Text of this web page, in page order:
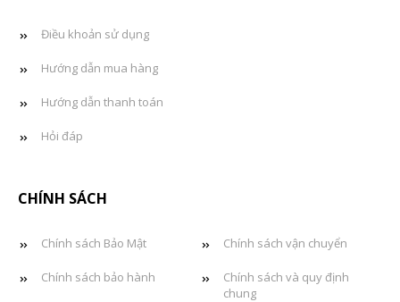
Điều khoản sử dụng
Hướng dẫn mua hàng
Hướng dẫn thanh toán
Hỏi đáp
CHÍNH SÁCH
Chính sách Bảo Mật Chính sách vận chuyển
Chính sách bảo hành
Chính sách và quy định
chung